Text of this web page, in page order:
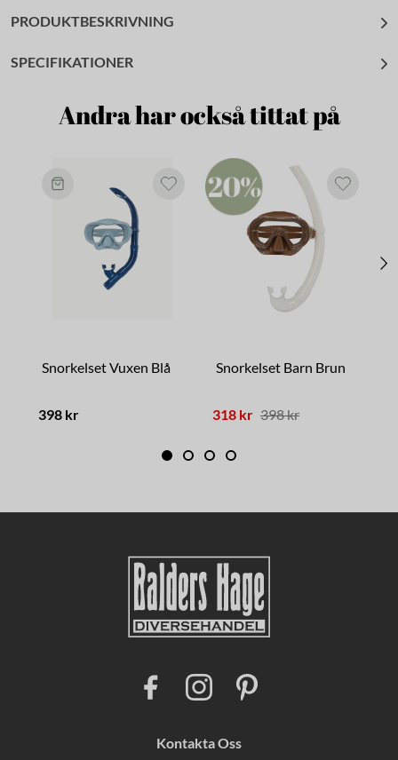
PRODUKTBESKRIVNING
SPECIFIKATIONER
Andra har också tittat på
Snorkelset Vuxen Blå
398 kr
Snorkelset Barn Brun
318 kr 398 kr
Kontakta Oss
b
o
I
n
g